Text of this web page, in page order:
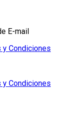
E-mail
y Condiciones
y Condiciones